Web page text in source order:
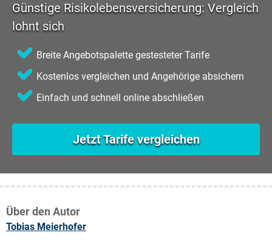
Günstige Risikolebensversicherung: Vergleich
lohnt sich
Breite Angebotspalette gestesteter Tarife
Kostenlos vergleichen und Angehörige absichern
Einfach und schnell online abschließen
Jetzt Tarife vergleichen
Über den Autor
Tobias Meierhofer